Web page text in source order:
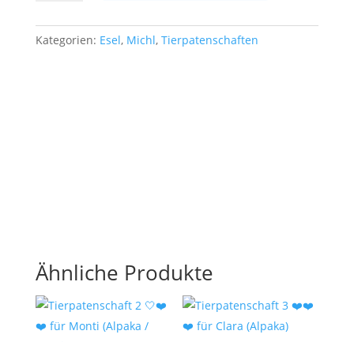
❤️
Kategorien: Esel, Michl, Tierpatenschaften
Ähnliche Produkte